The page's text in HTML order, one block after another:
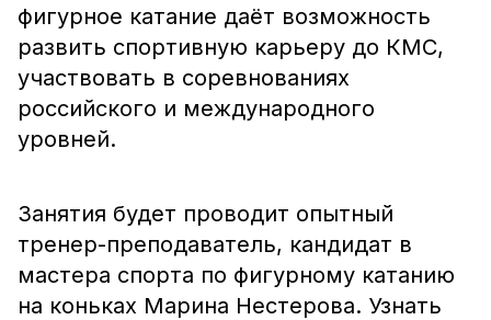
фигурное катание даёт возможность
развить спортивную карьеру до КМС,
участвовать в соревнованиях
российского и международного
уровней.
Занятия будет проводит опытный
тренер-преподаватель, кандидат в
мастера спорта по фигурному катанию
на коньках Марина Нестерова. Узнать